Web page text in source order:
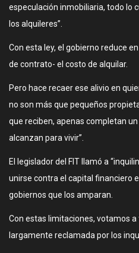
especulación inmobiliaria, todo lo
los alquileres”.
Con esta ley, el gobierno reduce
de contrato- el costo de alquilar.
Pero hace recaer ese alivio en
no son más que pequeños
que reciben, apenas completan
alcanzan para vivir”.
El legislador del FIT llamó a
unirse contra el capital financiero
gobiernos que los amparan.
Con estas limitaciones, votamos
largamente reclamada por los